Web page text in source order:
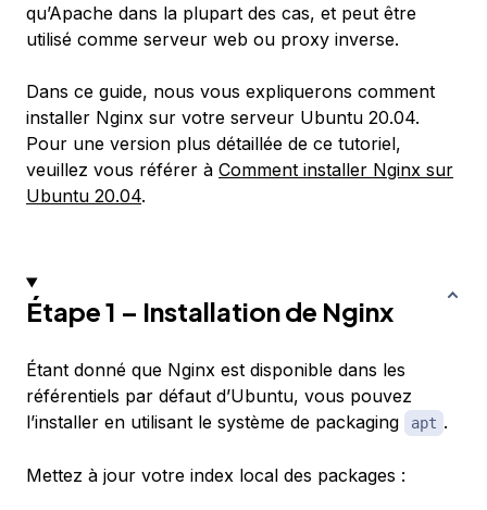
qu’Apache dans la plupart des cas, et peut être
utilisé comme serveur web ou proxy inverse.
Dans ce guide, nous vous expliquerons comment
installer Nginx sur votre serveur Ubuntu 20.04.
Pour une version plus détaillée de ce tutoriel,
veuillez vous référer à Comment installer Nginx sur
Ubuntu 20.04.
Étape 1 – Installation de Nginx
Étant donné que Nginx est disponible dans les
référentiels par défaut d’Ubuntu, vous pouvez
l’installer en utilisant le système de packaging
apt .
Mettez à jour votre index local des packages :